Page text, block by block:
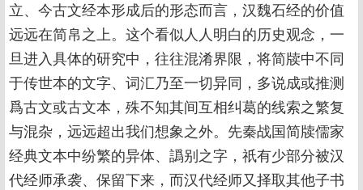
立、今古文经本形成后的形态而言，汉魏石经的价值
远远在简帛之上。这个看似人人明白的历史观念，一
旦进入具体的研究中，往往混淆界限，将简牍中不同
于传世本的文字、词汇乃至一切异同，多说成或推测
爲古文或古文本，殊不知其间互相纠葛的线索之繁复
与混杂，远远超出我们想象之外。先秦战国简牍儒家
经典文本中纷繁的异体、譌别之字，祇有少部分被汉
代经师承袭、保留下来，而汉代经师又择取其他子书